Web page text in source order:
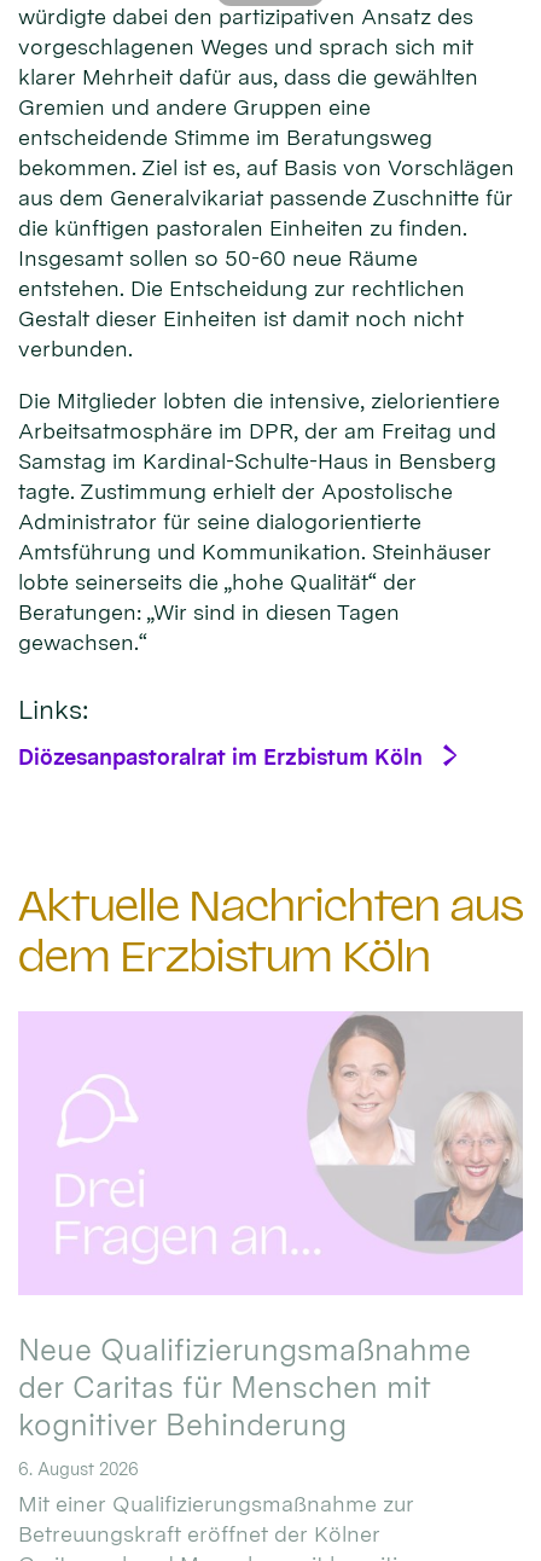
würdigte dabei den partizipativen Ansatz des
vorgeschlagenen Weges und sprach sich mit
klarer Mehrheit dafür aus, dass die gewählten
Gremien und andere Gruppen eine
entscheidende Stimme im Beratungsweg
bekommen. Ziel ist es, auf Basis von Vorschlägen
aus dem Generalvikariat passende Zuschnitte für
die künftigen pastoralen Einheiten zu finden.
Insgesamt sollen so 50-60 neue Räume
entstehen. Die Entscheidung zur rechtlichen
Gestalt dieser Einheiten ist damit noch nicht
verbunden.
Die Mitglieder lobten die intensive, zielorientiere
Arbeitsatmosphäre im DPR, der am Freitag und
Samstag im Kardinal-Schulte-Haus in Bensberg
tagte. Zustimmung erhielt der Apostolische
Administrator für seine dialogorientierte
Amtsführung und Kommunikation. Steinhäuser
lobte seinerseits die „hohe Qualität“ der
Beratungen: „Wir sind in diesen Tagen
gewachsen.“
Links:
Diözesanpastoralrat im Erzbistum Köln
Aktuelle Nachrichten aus
dem Erzbistum Köln
Neue Qualifizierungsmaßnahme
der Caritas für Menschen mit
kognitiver Behinderung
6. August 2026
Mit einer Qualifizierungsmaßnahme zur
Betreuungskraft eröffnet der Kölner